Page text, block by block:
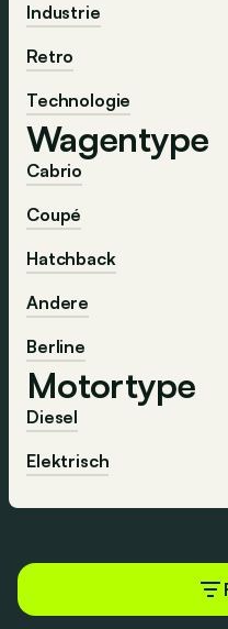
Industrie
Retro
Technologie
Wagentype
Cabrio
Coupé
Hatchback
Andere
Berline
Motortype
Diesel
Elektrisch